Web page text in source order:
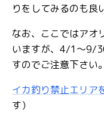
りをしてみるのも良
なお、ここではアオ
いますが、4/1～9/
すのでご注意下さい。
イカ釣り禁止エリア
す）